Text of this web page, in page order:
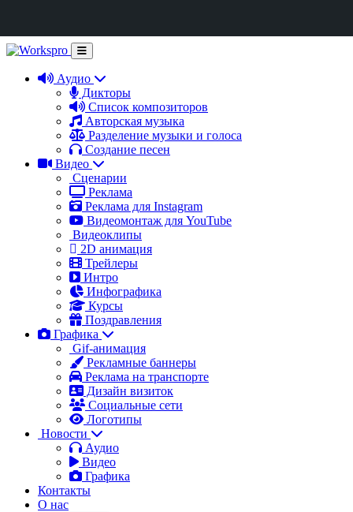
Аудио
Дикторы
Список композиторов
Авторская музыка
Разделение музыки и голоса
Создание песен
Видео
Сценарии
Реклама
Реклама для Instagram
Видеомонтаж для YouTube
Видеоклипы
2D анимация
Трейлеры
Интро
Инфографика
Курсы
Поздравления
Графика
Gif-анимация
Рекламные баннеры
Реклама на транспорте
Дизайн визиток
Социальные сети
Логотипы
Новости
Аудио
Видео
Графика
Контакты
О нас